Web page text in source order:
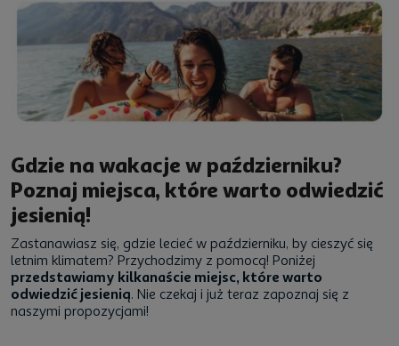
Gdzie na wakacje w październiku?
Poznaj miejsca, które warto odwiedzić
jesienią!
Zastanawiasz się, gdzie lecieć w październiku, by cieszyć się
letnim klimatem? Przychodzimy z pomocą! Poniżej
przedstawiamy kilkanaście miejsc, które warto
odwiedzić jesienią. Nie czekaj i już teraz zapoznaj się z
naszymi propozycjami!